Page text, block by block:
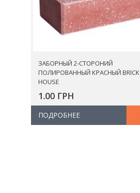
ШТУКАТУРНЫЕ СИСТЕМЫ,
ШТУКАТУРКА
ЗАБОРНЫЙ 2-СТОРОНИЙ
ПОЛИРОВАННЫЙ КРАСНЫЙ BRICK
HOUSE
1.00 ГРН
ПОДРОБНЕЕ